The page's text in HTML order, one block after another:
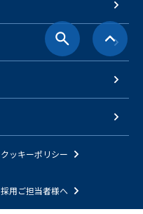
クッキーポリシー
採用ご担当者様へ